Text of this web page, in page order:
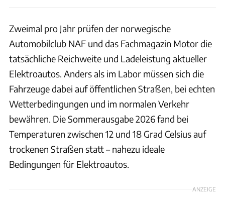
Zweimal pro Jahr prüfen der norwegische
Automobilclub NAF und das Fachmagazin Motor die
tatsächliche Reichweite und Ladeleistung aktueller
Elektroautos. Anders als im Labor müssen sich die
Fahrzeuge dabei auf öffentlichen Straßen, bei echten
Wetterbedingungen und im normalen Verkehr
bewähren. Die Sommerausgabe 2026 fand bei
Temperaturen zwischen 12 und 18 Grad Celsius auf
trockenen Straßen statt – nahezu ideale
Bedingungen für Elektroautos.
ANZEIGE